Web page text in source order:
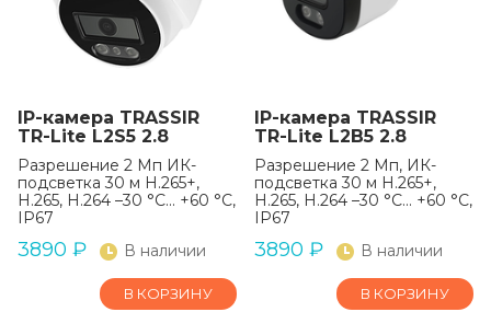
IP-камера TRASSIR
TR-Lite L2S5 2.8
Разрешение 2 Мп ИК-
подсветка 30 м H.265+,
H.265, H.264 –30 °C... +60 °C,
IP67
3890 ₽ В наличии
В КОРЗИНУ
IP-камера TRASSIR
TR-Lite L2B5 2.8
Разрешение 2 Мп, ИК-
подсветка 30 м H.265+,
H.265, H.264 –30 °C... +60 °C,
IP67
3890 ₽ В наличии
В КОРЗИНУ